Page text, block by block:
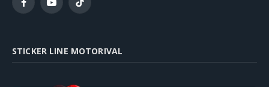
FacebookYouTubeTikTok
STICKER LINE MOTORIVAL